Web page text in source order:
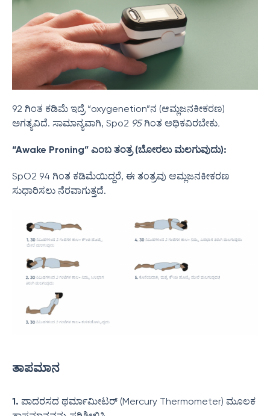
92 ಗಿಂತ ಕಡಿಮೆ ಇದ್ರೆ “oxygenetion”ನ (ಆಮ್ಲಜನಕೀಕರಣ)
ಅಗತ್ಯವಿದೆ. ಸಾಮಾನ್ಯವಾಗಿ, Spo2 95ಗಿಂತ ಅಧಿಕವಿರಬೇಕು.
“Awake Proning” ಎಂಬ ತಂತ್ರ (ಬೋರಲು ಮಲಗುವುದು):
SpO2 94 ಗಿಂತ ಕಡಿಮೆಯಿದ್ದರೆ, ಈ ತಂತ್ರವು ಆಮ್ಲಜನಕೀಕರಣ
ಸುಧಾರಿಸಲು ನೆರವಾಗುತ್ತದೆ.
ತಾಪಮಾನ
1. ಪಾದರಸದ ಥರ್ಮಾಮೀಟರ್ (Mercury Thermometer) ಮೂಲಕ